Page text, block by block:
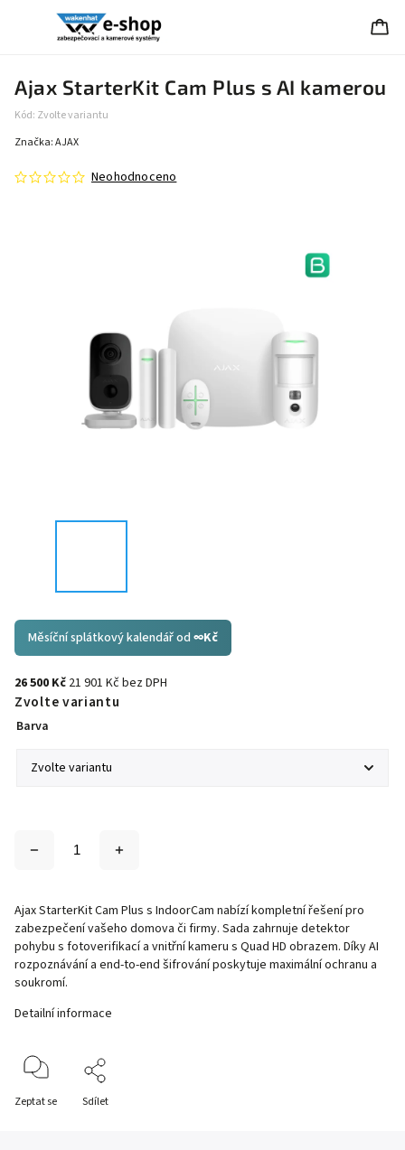
Ajax StarterKit Cam Plus s AI kamerou
Kód: Zvolte variantu
Neohodnoceno
Značka:AJAX
Měsíční splátkový kalendář od ∞Kč
26 500 Kč 21 901 Kč bez DPH
Zvolte variantu
Barva
Ajax StarterKit Cam Plus s IndoorCam nabízí kompletní řešení pro
zabezpečení vašeho domova či firmy. Sada zahrnuje detektor
pohybu s fotoverifikací a vnitřní kameru s Quad HD obrazem. Díky AI
rozpoznávání a end-to-end šifrování poskytuje maximální ochranu a
soukromí.
Detailní informace
Zeptat se Sdílet